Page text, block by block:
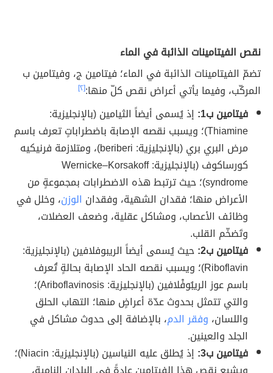
نقص الفيتامينات الذائبة في الماء
تضمّ الفيتامينات الذائبة في الماء؛ فيتامين ج، وفيتامين ب
المركّب، وفيما يأتي أعراض نقص كلّ منها:[٢]
فيتامين ب1:
إذ يُسمى أيضاً الثيامين (بالإنجليزية:
Thiamine)؛ ويسبب نقصه الإصابة باضطراباتٍ تعرف باسم
مرض البري بري (بالإنجليزية: beriberi)، ومتلازمة فرنيكيه
كورساكوف (بالإنجليزية: Wernicke–Korsakoff
syndrome)؛ حيث ترتبط هذه الاضطرابات بمجموعةٍ من
الأعراض منها؛ فقدان الشهية، وفقدان الوزن، وخلل في
وظائف الأعصاب، ومشاكل عقلية، وضعف العضلات،
وتَضخّم القلب.
فيتامين ب2:
حيث يُسمى أيضاً الريبوفلافين (بالإنجليزية:
Riboflavin)؛ ويسبب نقصه الحاد الإصابة بحالةٍ تُعرف
باسم عوز الريبُوفْلافين (بالإنجليزية: Ariboflavinosis)؛
والتي تتمثل بحدوث عدّة أعراضٍ منها؛ التهاب الحلق
واللسان، وفقر الدم، بالإضافة إلى حدوث مشاكل في
الجلد والعينين.
فيتامين ب3:
إذ يُطلق عليه النياسين (بالإنجليزية: Niacin)؛